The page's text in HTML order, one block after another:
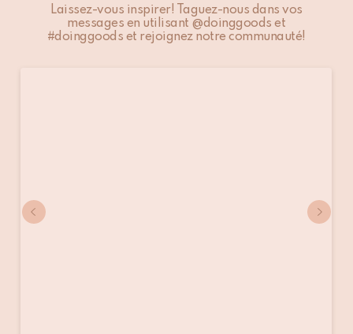
Laissez-vous inspirer! Taguez-nous dans vos
messages en utilisant @doinggoods et
#doinggoods et rejoignez notre communauté!